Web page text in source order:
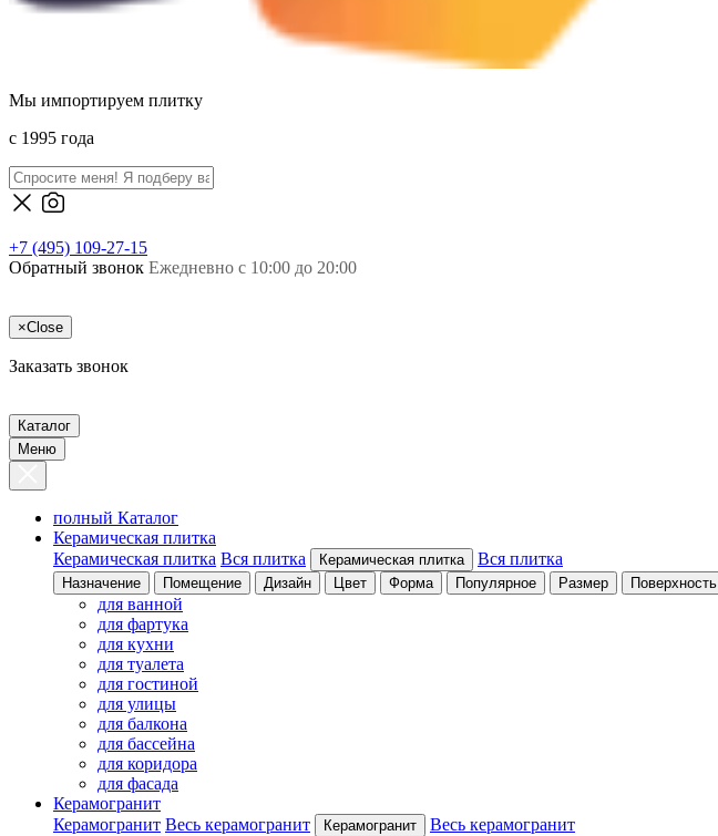
Мы импортируем плитку
c 1995 года
+7 (495) 109-27-15
Обратный звонок Ежедневно с 10:00 до 20:00
×Close
Заказать звонок
Каталог
Меню
полный Каталог
Керамическая плитка
Керамическая плитка Вся плитка Керамическая плитка Вся плитка
Назначение Помещение Дизайн Цвет Форма Популярное Размер Поверхность
для ванной
для фартука
для кухни
для туалета
для гостиной
для улицы
для балкона
для бассейна
для коридора
для фасада
Керамогранит
Керамогранит Весь керамогранит Керамогранит Весь керамогранит